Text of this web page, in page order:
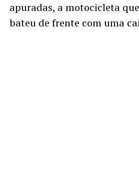
apuradas, a motocicleta
bateu de frente com uma